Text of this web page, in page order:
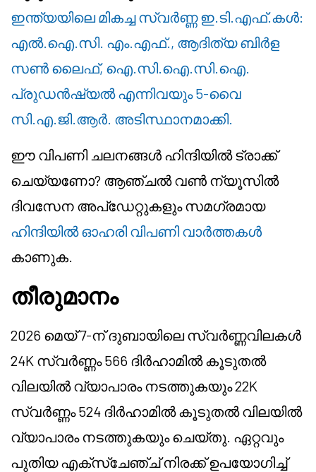
ഇന്ത്യയിലെ മികച്ച സ്വർണ്ണ ഇ.ടി.എഫ്.കൾ:
എൽ.ഐ.സി. എം.എഫ്., ആദിത്യ ബിർള
സൺ ലൈഫ്, ഐ.സി.ഐ.സി.ഐ.
പ്രുഡൻഷ്യൽ എന്നിവയും 5-വൈ
സി.എ.ജി.ആർ. അടിസ്ഥാനമാക്കി.
ഈ വിപണി ചലനങ്ങൾ ഹിന്ദിയിൽ ട്രാക്ക്
ചെയ്യണോ? ആഞ്ചൽ വൺ ന്യൂസിൽ
ദിവസേന അപ്ഡേറ്റുകളും സമഗ്രമായ
ഹിന്ദിയിൽ ഓഹരി വിപണി വാർത്തകൾ
കാണുക.
തീരുമാനം
2026 മെയ് 7-ന് ദുബായിലെ സ്വർണ്ണവിലകൾ
24K സ്വർണ്ണം 566 ദിർഹാമിൽ കൂടുതൽ
വിലയിൽ വ്യാപാരം നടത്തുകയും 22K
സ്വർണ്ണം 524 ദിർഹാമിൽ കൂടുതൽ വിലയിൽ
വ്യാപാരം നടത്തുകയും ചെയ്തു. ഏറ്റവും
പുതിയ എക്സ്ചേഞ്ച് നിരക്ക് ഉപയോഗിച്ച്